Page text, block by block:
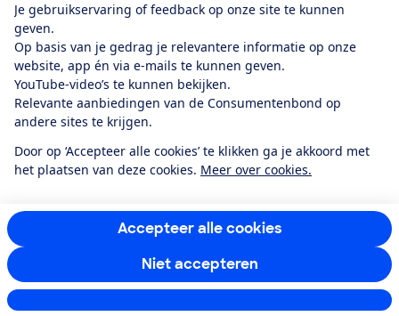
Je gebruikservaring of feedback op onze site te kunnen
geven.
Op basis van je gedrag je relevantere informatie op onze
website, app én via e-mails te kunnen geven.
YouTube-video’s te kunnen bekijken.
Relevante aanbiedingen van de Consumentenbond op
andere sites te krijgen.
Door op ‘Accepteer alle cookies’ te klikken ga je akkoord met
het plaatsen van deze cookies. Meer over cookies.
Accepteer alle cookies
Niet accepteren
app
Algemene Voorwaarden
Privacyverklaring
Cookiebeleid
Privacyvoorkeuren
Toegankelijkheid
RSS-feed nieuws
Facebook
TwitterInstagram
YoutubeLinkedIn
12.901consumentenbeoordelen de Consumentenbondmet gemiddeld